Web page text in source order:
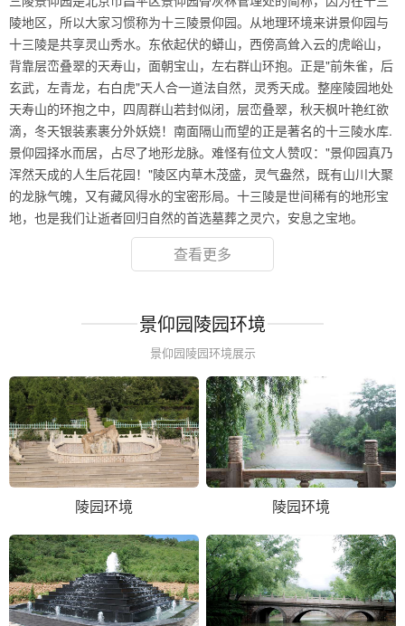
陵地区，所以大家习惯称为十三陵景仰园。从地理环境来讲景仰园与
十三陵是共享灵山秀水。东依起伏的蟒山，西傍高耸入云的虎峪山，
背靠层峦叠翠的天寿山，面朝宝山，左右群山环抱。正是"前朱雀，后
玄武，左青龙，右白虎"天人合一道法自然，灵秀天成。整座陵园地处
天寿山的环抱之中，四周群山若封似闭，层峦叠翠，秋天枫叶艳红欲
滴，冬天银装素裹分外妖娆！南面隔山而望的正是著名的十三陵水库.
景仰园择水而居，占尽了地形龙脉。难怪有位文人赞叹："景仰园真乃
浑然天成的人生后花园！"陵区内草木茂盛，灵气盎然，既有山川大聚
的龙脉气魄，又有藏风得水的宝密形局。十三陵是世间稀有的地形宝
地，也是我们让逝者回归自然的首选墓葬之灵穴，安息之宝地。
查看更多
景仰园陵园环境
景仰园陵园环境展示
陵园环境 陵园环境